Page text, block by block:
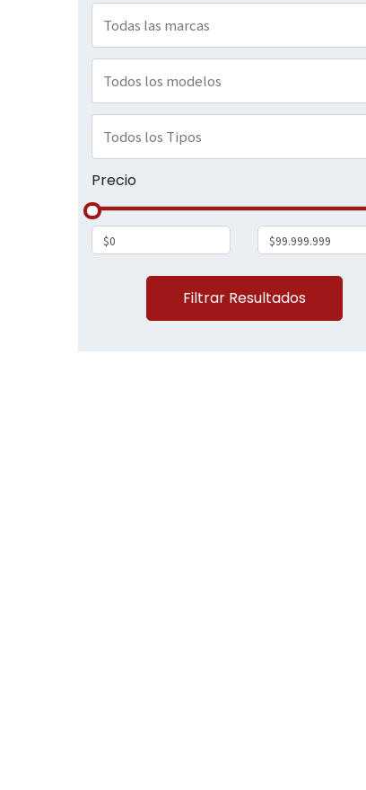
Precio
Filtrar Resultados